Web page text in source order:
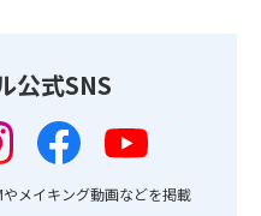
公式SNS
メイキング動画などを掲載